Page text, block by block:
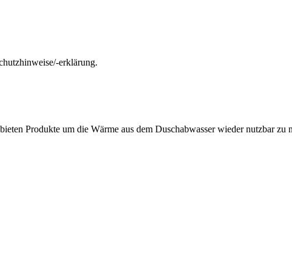
erklärung.
Produkte um die Wärme aus dem Duschabwasser wieder nutzbar zu